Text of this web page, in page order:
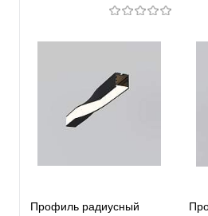
Профиль радиусный